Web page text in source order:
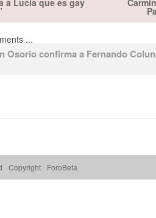
a Lucía que es gay
...
Osorio confirma a Fernando
Copyright ForoBeta